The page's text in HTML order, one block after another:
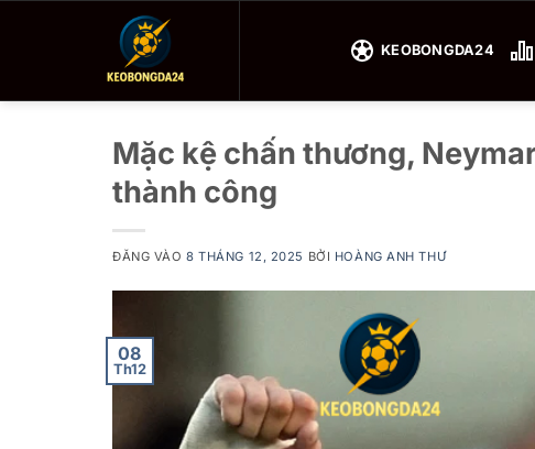
dung
KEOBONGDA24
Mặc kệ chấn thương,
thành công
ĐĂNG VÀO8 THÁNG 12, 2025 BỞI HOÀNG ANH THƯ
08
Th12